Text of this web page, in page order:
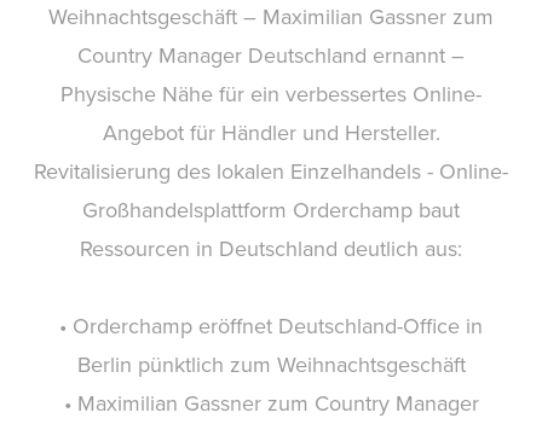
Weihnachtsgeschäft – Maximilian Gassner zum
Country Manager Deutschland ernannt –
Physische Nähe für ein verbessertes Online-
Angebot für Händler und Hersteller.
Revitalisierung des lokalen Einzelhandels - Online-
Großhandelsplattform Orderchamp baut
Ressourcen in Deutschland deutlich aus:
• Orderchamp eröffnet Deutschland-Office in
Berlin pünktlich zum Weihnachtsgeschäft
• Maximilian Gassner zum Country Manager